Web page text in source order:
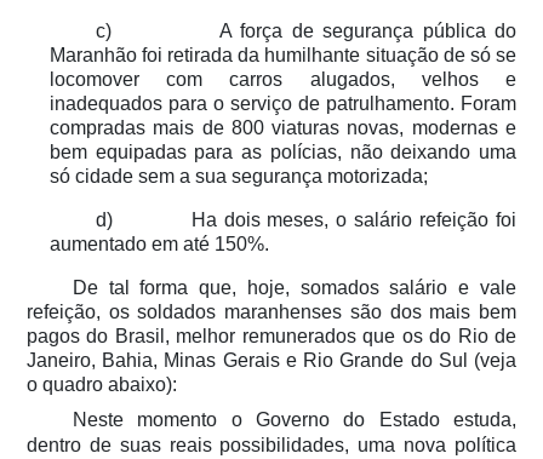
c) A força de segurança pública do
Maranhão foi retirada da humilhante situação de só se
locomover com carros alugados, velhos e
inadequados para o serviço de patrulhamento. Foram
compradas mais de 800 viaturas novas, modernas e
bem equipadas para as polícias, não deixando uma
só cidade sem a sua segurança motorizada;
d) Ha dois meses, o salário refeição foi
aumentado em até 150%.
De tal forma que, hoje, somados salário e vale
refeição, os soldados maranhenses são dos mais bem
pagos do Brasil, melhor remunerados que os do Rio de
Janeiro, Bahia, Minas Gerais e Rio Grande do Sul (veja
o quadro abaixo):
Neste momento o Governo do Estado estuda,
dentro de suas reais possibilidades, uma nova política